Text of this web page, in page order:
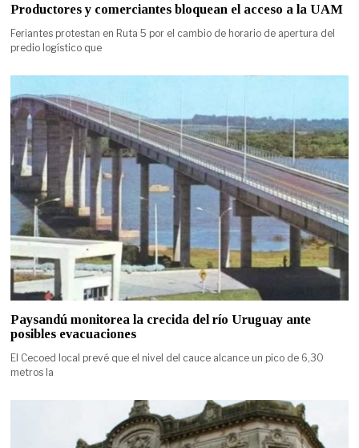
Productores y comerciantes bloquean el acceso a la UAM
Feriantes protestan en Ruta 5 por el cambio de horario de apertura del
predio logístico que
Paysandú monitorea la crecida del río Uruguay ante
posibles evacuaciones
El Cecoed local prevé que el nivel del cauce alcance un pico de 6,30
metros la